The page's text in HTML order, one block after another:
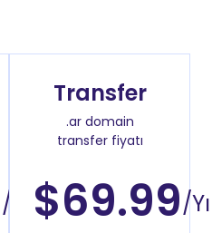
/Yıl
Transfer
.ar domain
transfer fiyatı
$69.99/